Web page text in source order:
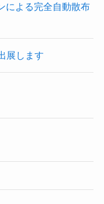
による完全自動散布
展します